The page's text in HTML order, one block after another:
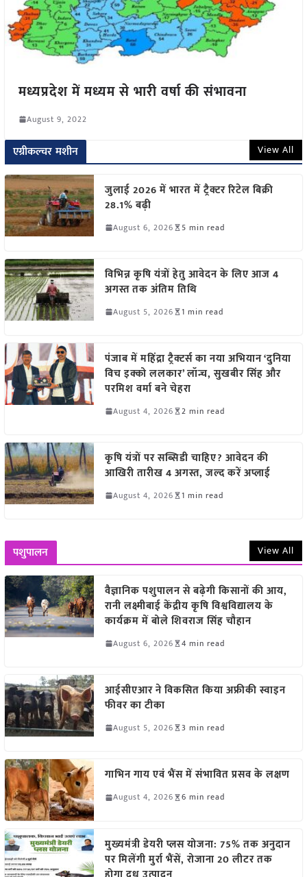
मध्यप्रदेश में मध्यम से भारी वर्षा की संभावना
August 9, 2022
एग्रीकल्चर मशीन View All
जुलाई 2026 में भारत में ट्रैक्टर रिटेल बिक्री
28.1% बढ़ी
August 6, 2026 5 min read
विभिन्न कृषि यंत्रों हेतु आवेदन के लिए आज 4
अगस्त तक अंतिम तिथि
August 5, 2026 1 min read
पंजाब में महिंद्रा ट्रैक्टर्स का नया अभियान ‘दुनिया
विच इक्को ललकार’ लॉन्च, सुखबीर सिंह और
परमिश वर्मा बने चेहरा
August 4, 2026 2 min read
कृषि यंत्रों पर सब्सिडी चाहिए? आवेदन की
आखिरी तारीख 4 अगस्त, जल्द करें अप्लाई
August 4, 2026 1 min read
पशुपालन View All
वैज्ञानिक पशुपालन से बढ़ेगी किसानों की आय,
रानी लक्ष्मीबाई केंद्रीय कृषि विश्वविद्यालय के
कार्यक्रम में बोले शिवराज सिंह चौहान
August 6, 2026 4 min read
आईसीएआर ने विकसित किया अफ्रीकी स्वाइन
फीवर का टीका
August 5, 2026 3 min read
गाभिन गाय एवं भैंस में संभावित प्रसव के लक्षण
August 4, 2026 6 min read
मुख्यमंत्री डेयरी प्लस योजना: 75% तक अनुदान
पर मिलेंगी मुर्रा भैंसें, रोजाना 20 लीटर तक